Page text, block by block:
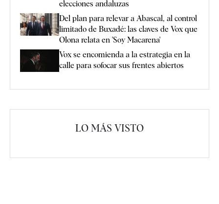
elecciones andaluzas
Del plan para relevar a Abascal, al control
limitado de Buxadé: las claves de Vox que
Olona relata en 'Soy Macarena'
Vox se encomienda a la estrategia en la
calle para sofocar sus frentes abiertos
LO MÁS VISTO